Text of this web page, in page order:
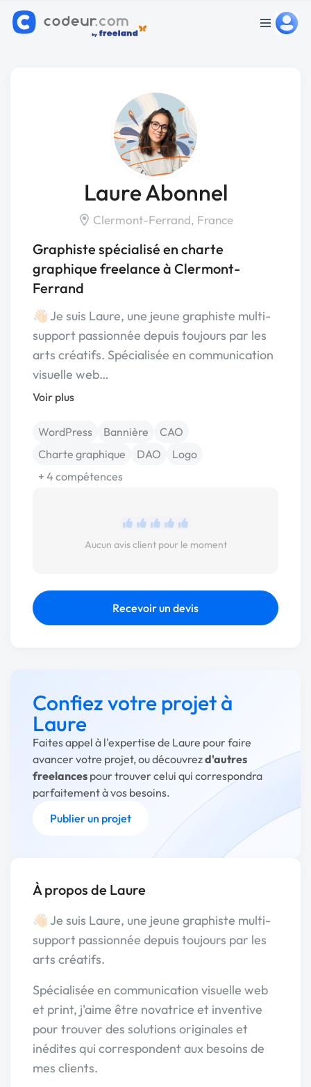
Laure Abonnel
Clermont-Ferrand, France
Graphiste spécialisé en charte
graphique freelance à Clermont-
Ferrand
👋🏻 Je suis Laure, une jeune graphiste multi-
support passionnée depuis toujours par les
arts créatifs. Spécialisée en communication
visuelle web…
Voir plus
WordPress Bannière
CAO
Charte graphique
DAO
Logo
+ 4 compétences
Aucun avis client pour le moment
Recevoir un devis
Confiez votre projet à
Laure
Faites appel à l'expertise de Laure pour faire
avancer votre projet, ou découvrezd'autres
freelances pour trouver celui qui correspondra
parfaitement à vos besoins.
Publier un projet
À propos de Laure
👋🏻 Je suis Laure, une jeune graphiste multi-
support passionnée depuis toujours par les
arts créatifs.
Spécialisée en communication visuelle web
et print, j'aime être novatrice et inventive
pour trouver des solutions originales et
inédites qui correspondent aux besoins de
mes clients.